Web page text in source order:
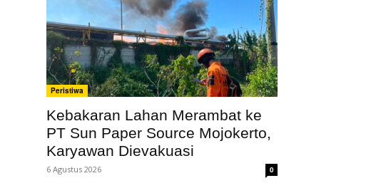
Peristiwa
Kebakaran Lahan Merambat ke
PT Sun Paper Source Mojokerto,
Karyawan Dievakuasi
6 Agustus 2026 0